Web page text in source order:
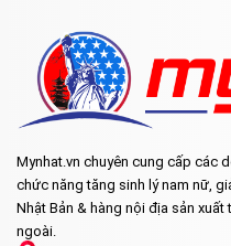
Mynhat.vn chuyên cung cấp các
chức năng tăng sinh lý nam nữ,
Nhật Bản & hàng nội địa sản
ngoài.